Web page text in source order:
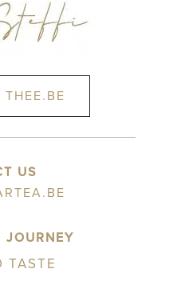
US
JOURNEY
TASTE